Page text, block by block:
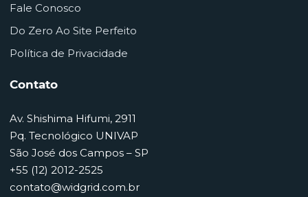
Fale Conosco
Do Zero Ao Site Perfeito
Política de Privacidade
Contato
Av. Shishima Hifumi, 2911
Pq. Tecnológico UNIVAP
São José dos Campos – SP
+55 (12) 2012-2525
contato@widgrid.com.br